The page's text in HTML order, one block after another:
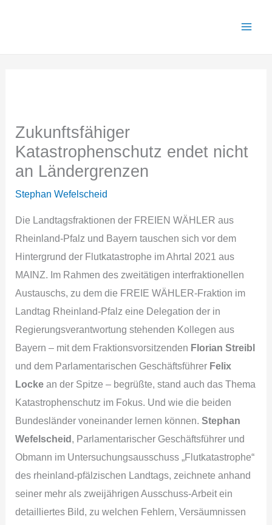
Zukunftsfähiger
Katastrophenschutz endet nicht
an Ländergrenzen
Stephan Wefelscheid
Die Landtagsfraktionen der FREIEN WÄHLER aus
Rheinland-Pfalz und Bayern tauschen sich vor dem
Hintergrund der Flutkatastrophe im Ahrtal 2021 aus
MAINZ. Im Rahmen des zweitätigen interfraktionellen
Austauschs, zu dem die FREIE WÄHLER-Fraktion im
Landtag Rheinland-Pfalz eine Delegation der in
Regierungsverantwortung stehenden Kollegen aus
Bayern – mit dem Fraktionsvorsitzenden Florian Streibl
und dem Parlamentarischen Geschäftsführer Felix
Lockean der Spitze – begrüßte, stand auch das Thema
Katastrophenschutz im Fokus. Und wie die beiden
Bundesländer voneinander lernen können.Stephan
Wefelscheid, Parlamentarischer Geschäftsführer und
Obmann im Untersuchungsausschuss „Flutkatastrophe“
des rheinland-pfälzischen Landtags, zeichnete anhand
seiner mehr als zweijährigen Ausschuss-Arbeit ein
detailliertes Bild, zu welchen Fehlern, Versäumnissen